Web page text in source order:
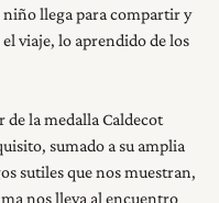
niño llega para compartir y
viaje, lo aprendido de los
la medalla Caldecot
sumado a su amplia
sutiles que nos muestran,
nos lleva al encuentro